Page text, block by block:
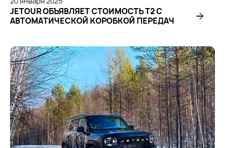
JETOUR ОБЪЯВЛЯЕТ СТОИМОСТЬ T2 С
АВТОМАТИЧЕСКОЙ КОРОБКОЙ ПЕРЕДАЧ